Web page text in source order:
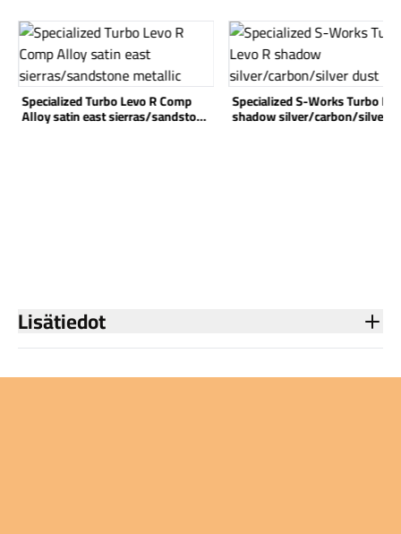
Katso tuote
Specialized Turbo Levo R Comp
Alloy satin east sierras/sandstone
metallic
Katso tuote
Specialized S-Works Turbo
shadow silver/carbon/silver
Lisätiedot